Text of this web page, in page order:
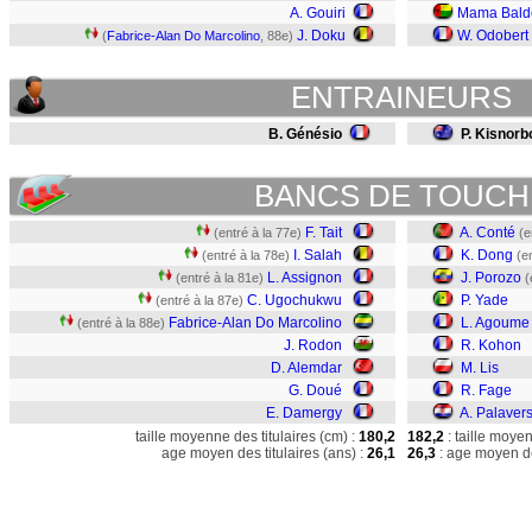
A. Gouiri
(Fabrice-Alan Do Marcolino , 88e) J. Doku
Mama
W. Odobert
ENTRAINEURS
B. Génésio P.
BANCS DE
(entré à la 77e) F. Tait
(entré à la 78e) I. Salah
(entré à la 81e) L. Assignon
(entré à la 87e) C. Ugochukwu
(entré à la 88e) Fabrice-Alan Do Marcolino
J. Rodon
D. Alemdar
G. Doué
E. Damergy
A. Conté
K. Dong
J. Porozo
P. Yade
L. Agoume
R. Kohon
M. Lis
R. Fage
A.
taille moyenne des titulaires (cm) : 180,2
age moyen des titulaires (ans) : 26,1
182,2 : taille
26,3 : age moyen